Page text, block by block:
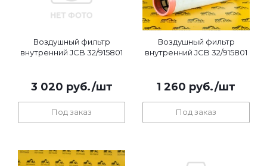
Воздушный фильтр
внутренний JCB 32/915801
3 020 руб./шт
Под заказ
Воздушный фильтр
внутренний JCB 32/915801
1 260 руб./шт
Под заказ